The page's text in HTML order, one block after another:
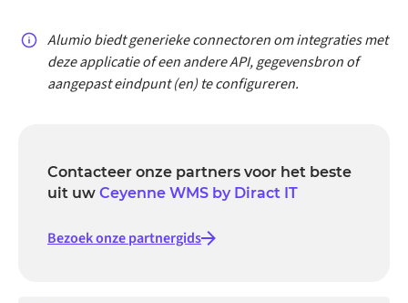
Alumio biedt generieke connectoren om integraties met
deze applicatie of een andere API, gegevensbron of
aangepast eindpunt (en) te configureren.
Contacteer onze partners voor het beste
uit uw Ceyenne WMS by Diract IT
Bezoek onze partnergids